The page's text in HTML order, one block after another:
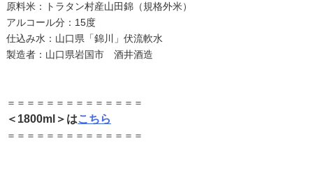
原料米：トラタン村産山田錦（規格外米）
アルコール分：15度
仕込み水：山口県「錦川」伏流軟水
製造者：山口県岩国市 酒井酒造
＝＝＝＝＝＝＝＝＝＝＝＝＝＝
＜1800ml＞はこちら
＝＝＝＝＝＝＝＝＝＝＝＝＝＝